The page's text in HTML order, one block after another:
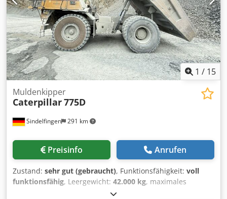
1 / 15
Sindelfingen 291 km
Muldenkipper
Caterpillar775D
Preisinfo Anrufen
Zustand: sehr gut (gebraucht), Funktionsfähigkeit: voll
funktionsfähig, Leergewicht: 42.000 kg, maximales
, Gesamtgewicht: